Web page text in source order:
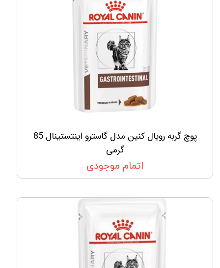
پوچ گربه رویال کنین مدل گاسترو اینتستینال 85
گرمی
اتمام موجودی